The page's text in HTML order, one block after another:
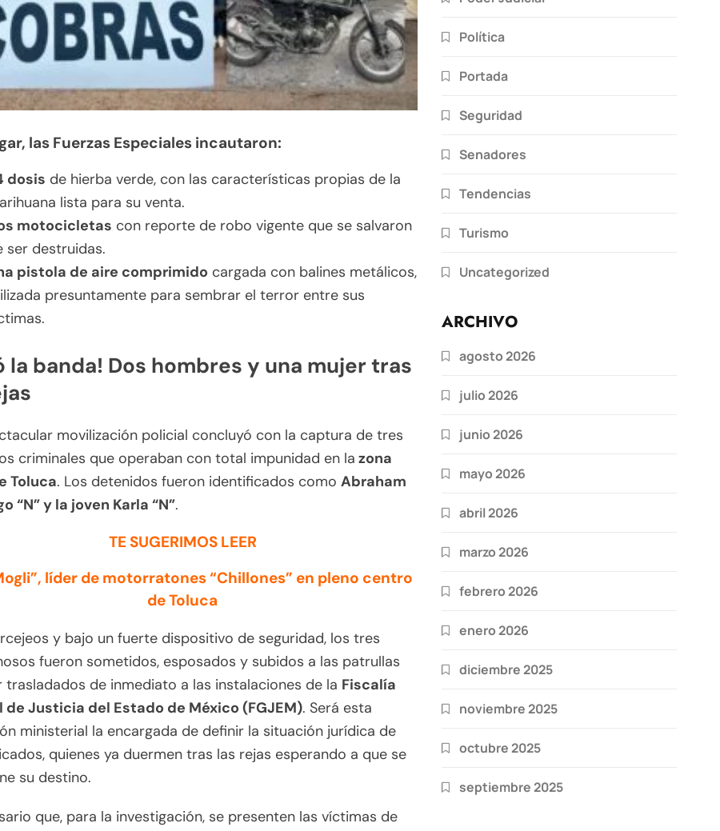
las Fuerzas Especiales incautaron:
dosis de hierba verde, con las características propias de la
lista para su venta.
motocicletas con reporte de robo vigente que se salvaron
ser destruidas.
pistola de aire comprimido cargada con balines metálicos,
presuntamente para sembrar el terror entre sus
la banda! Dos hombres y una mujer tras
movilización policial concluyó con la captura de tres
criminales que operaban con total impunidad en la zona
Toluca. Los detenidos fueron identificados como Abraham
“N” y la joven Karla “N”.
TE SUGERIMOS LEER
líder de motorratones “Chillones” en pleno centro
de Toluca
y bajo un fuerte dispositivo de seguridad, los tres
fueron sometidos, esposados y subidos a las patrullas
trasladados de inmediato a las instalaciones de la Fiscalía
de Justicia del Estado de México (FGJEM). Será esta
ministerial la encargada de definir la situación jurídica de
quienes ya duermen tras las rejas esperando a que se
su destino.
que, para la investigación, se presenten las víctimas de
Política
Portada
Seguridad
Senadores
Tendencias
Turismo
Uncategorized
ARCHIVO
agosto 2026
julio 2026
junio 2026
mayo 2026
abril 2026
marzo 2026
febrero 2026
enero 2026
diciembre 2025
noviembre 2025
octubre 2025
septiembre 2025